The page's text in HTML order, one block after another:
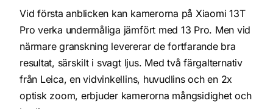
Vid första anblicken kan kamerorna på Xiaomi 13T
Pro verka undermåliga jämfört med 13 Pro. Men vid
närmare granskning levererar de fortfarande bra
resultat, särskilt i svagt ljus. Med två färgalternativ
från Leica, en vidvinkellins, huvudlins och en 2x
optisk zoom, erbjuder kamerorna mångsidighet och